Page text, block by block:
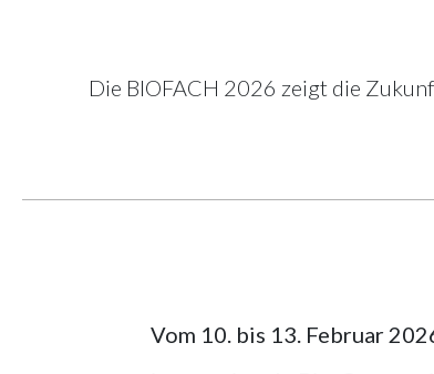
Die BIOFACH 2026 zeigt die
Vom 10. bis 13. Februar